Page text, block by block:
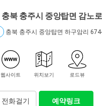
충북 충주시 중앙탑면 감노
충북 충주시 중앙탑면 하구암리
웹사이트 위치보기 로드뷰
전화걸기 예약링크